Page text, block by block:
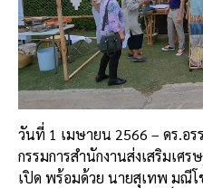
วันที่ 1 เมษายน 2566 –ดร.อร
กรรมการสำนักงานส่งเสริมเศร
เปิด พร้อมด้วย นายสุเทพ มณีโ